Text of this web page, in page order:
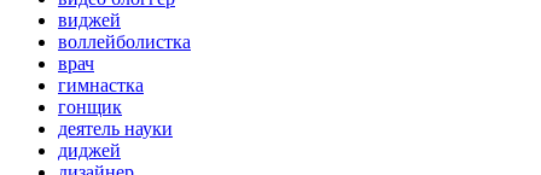
виджей
воллейболистка
врач
гимнастка
гонщик
деятель науки
диджей